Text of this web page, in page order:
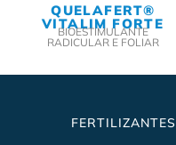
QUELAFERT®
VITALIM FORTE
BIOESTIMULANTE
RADICULAR E FOLIAR
FERTILIZANTES